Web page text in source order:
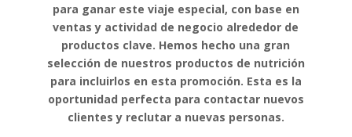
para ganar este viaje especial, con base en
ventas y actividad de negocio alrededor de
productos clave. Hemos hecho una gran
selección de nuestros productos de nutrición
para incluirlos en esta promoción. Esta es la
oportunidad perfecta para contactar nuevos
clientes y reclutar a nuevas personas.